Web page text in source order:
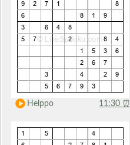
Helppo 11:30 ⏰